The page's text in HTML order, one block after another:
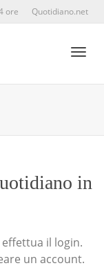
ore Quotidiano.net
in
il login.
un account.